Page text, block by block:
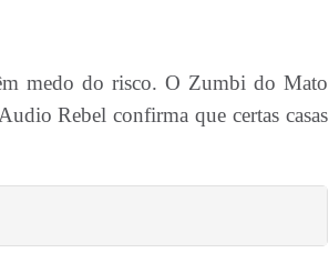
medo do risco. O Zumbi do Mato
Rebel confirma que certas casas